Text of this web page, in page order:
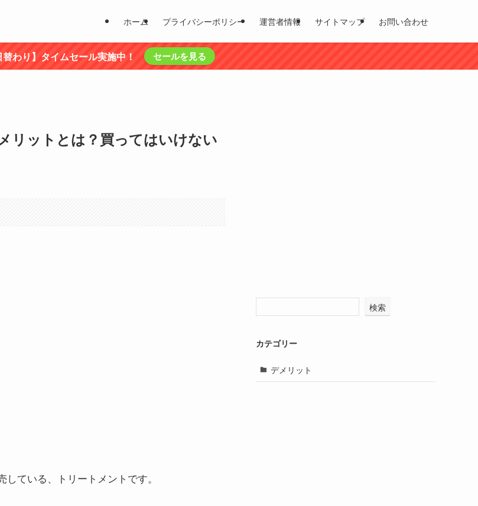
ホーム プライバシーポリシー 運営者情報 サイトマップ お問い合わせ
わり】タイムセール実施中！ セールを見る
リットとは？買ってはいけない
ている、トリートメントです。
検索
カテゴリー
デメリット